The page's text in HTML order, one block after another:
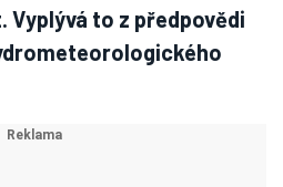
Vyplývá to z předpovědi